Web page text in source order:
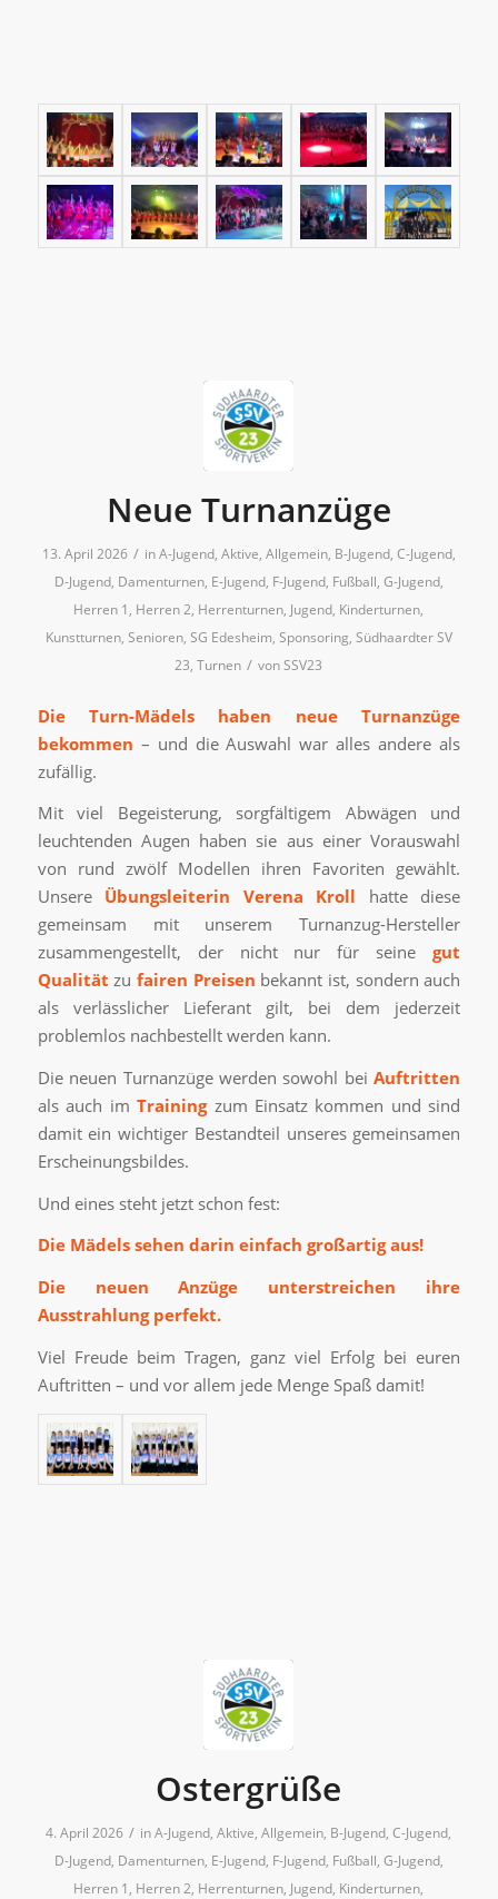
Neue Turnanzüge
13. April 2026 / inA-Jugend, Aktive, Allgemein, B-Jugend, C-Jugend,
D-Jugend, Damenturnen, E-Jugend, F-Jugend, Fußball, G-Jugend,
Herren 1 , Herren 2, Herrenturnen, Jugend, Kinderturnen,
Kunstturnen, Senioren, SG Edesheim, Sponsoring, Südhaardter SV
23,Turnen / vonSSV23
Die Turn-Mädels haben neue Turnanzüge
bekommen – und die Auswahl war alles andere als
zufällig.
Mit viel Begeisterung, sorgfältigem Abwägen und
leuchtenden Augen haben sie aus einer Vorauswahl
von rund zwölf Modellen ihren Favoriten gewählt.
Unsere Übungsleiterin Verena Kroll hatte diese
gemeinsam mit unserem Turnanzug-Hersteller
zusammengestellt, der nicht nur für seinegut
Qualität zu fairen Preisen bekannt ist, sondern auch
als verlässlicher Lieferant gilt, bei dem jederzeit
problemlos nachbestellt werden kann.
Die neuen Turnanzüge werden sowohl beiAuftritten
als auch imTrainingzum Einsatz kommen und sind
damit ein wichtiger Bestandteil unseres gemeinsamen
Erscheinungsbildes.
Und eines steht jetzt schon fest:
Die Mädels sehen darin einfach großartig aus!
Die neuen Anzüge unterstreichen ihre
Ausstrahlung perfekt.
Viel Freude beim Tragen, ganz viel Erfolg bei euren
Auftritten – und vor allem jede Menge Spaß damit!
Ostergrüße
4. April 2026 / inA-Jugend,Aktive,Allgemein, B-Jugend,C-Jugend,
D-Jugend, Damenturnen, E-Jugend, F-Jugend, Fußball, G-Jugend,
Herren 1 , Herren 2, Herrenturnen, Jugend, Kinderturnen,